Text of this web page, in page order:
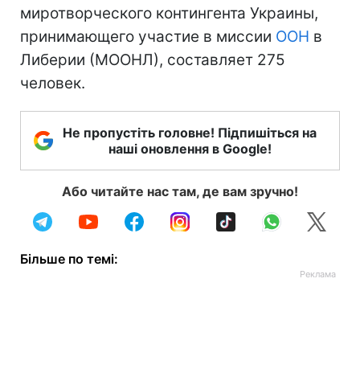
миротворческого контингента Украины,
принимающего участие в миссии ООН в
Либерии (МООНЛ), составляет 275
человек.
Не пропустіть головне! Підпишіться на
наші оновлення в Google!
Або читайте нас там, де вам зручно!
Більше по темі: